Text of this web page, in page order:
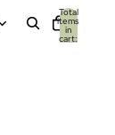
Total
items
in
cart: